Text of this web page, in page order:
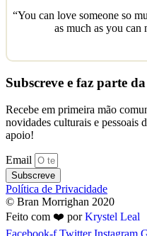
“You can love someone so
as much as you
Subscreve e faz parte
Recebe em primeira mão
novidades culturais e pessoais
apoio!
Email
Subscreve
Política de Privacidade
© Bran Morrighan 2020
Feito com ❤️ porKrystel Leal